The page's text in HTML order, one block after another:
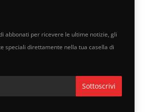
abbonati per ricevere le ultime notizie, gli
speciali direttamente nella tua casella di
Sottoscrivi